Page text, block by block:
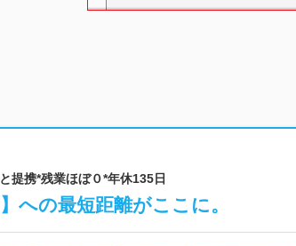
提携*残業ほぼ０*年休135日
への最短距離がここに。